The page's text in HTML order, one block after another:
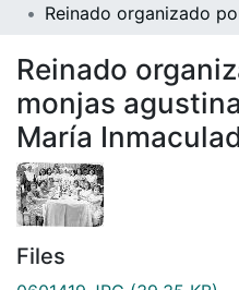
Reinado
monjas
María
Files